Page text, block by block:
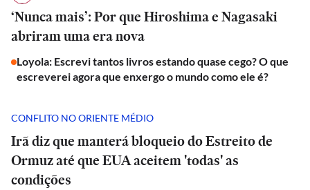
‘Nunca mais’: Por que Hiroshima e Nagasaki
abriram uma era nova
Loyola: Escrevi tantos livros estando quase cego? O que
escreverei agora que enxergo o mundo como ele é?
CONFLITO NO ORIENTE MÉDIO
Irã diz que manterá bloqueio do Estreito de
Ormuz até que EUA aceitem 'todas' as
condições